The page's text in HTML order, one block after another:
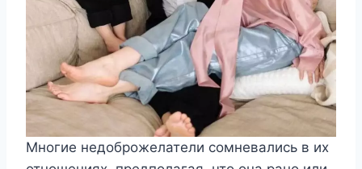
Многие недоброжелатели сомневались в их